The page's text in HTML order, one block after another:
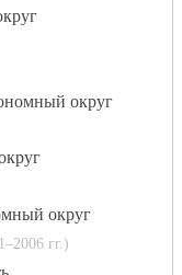
округ
округ
гг.)